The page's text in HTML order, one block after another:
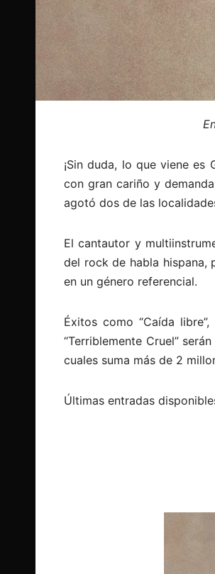
¡Sin duda, lo que viene es
con gran cariño y
agotó dos de las
El cantautor y
del rock de habla hispana,
en un género referencial.
Éxitos como “Caída
“Terriblemente Cruel”
cuales suma más de 2
Últimas entradas